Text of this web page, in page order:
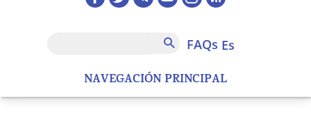
NAVEGACIÓN PRINCIPAL
FAQs
FAQs es